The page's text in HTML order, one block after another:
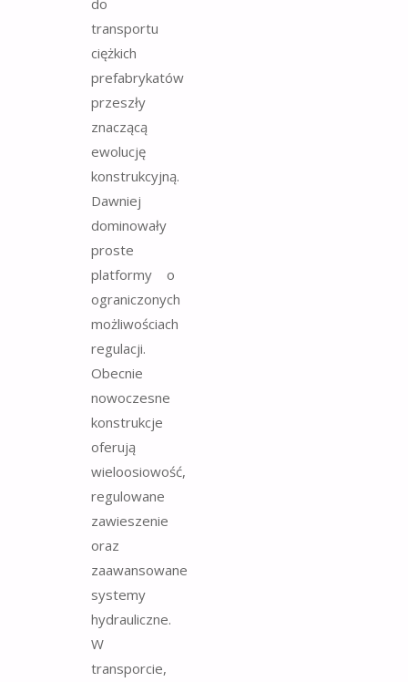
transportu
ciężkich
prefabrykatów
przeszły
znaczącą
ewolucję
konstrukcyjną.
Dawniej
dominowały
proste
platformy o
ograniczonych
możliwościach
regulacji.
Obecnie
nowoczesne
konstrukcje
oferują
wieloosiowość,
regulowane
zawieszenie
oraz
zaawansowane
systemy
hydrauliczne.
W
transporcie,